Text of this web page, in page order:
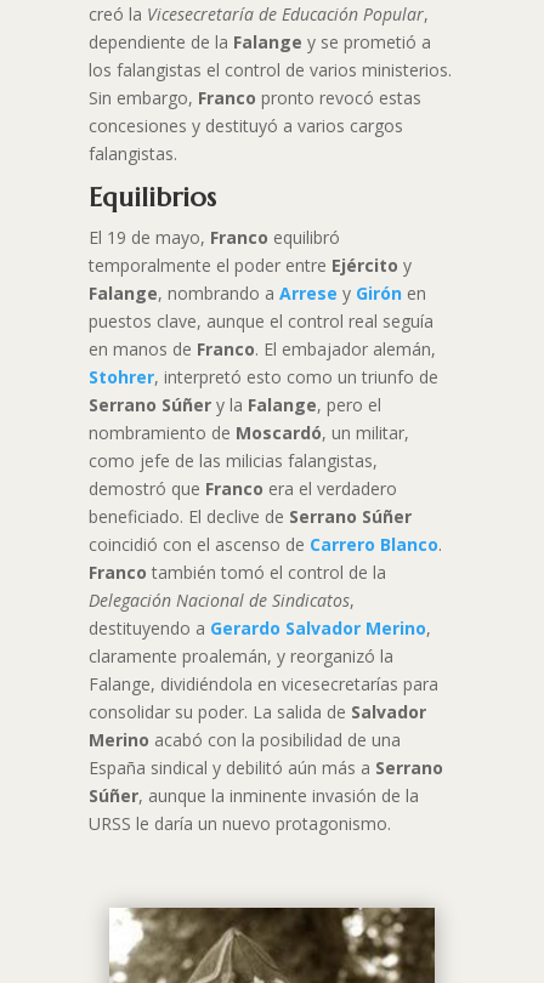
creó la Vicesecretaría de Educación Popular,
dependiente de la Falange y se prometió a
los falangistas el control de varios ministerios.
Sin embargo, Franco pronto revocó estas
concesiones y destituyó a varios cargos
falangistas.
Equilibrios
El 19 de mayo, Franco equilibró
temporalmente el poder entre Ejército y
Falange, nombrando a Arrese y Girón en
puestos clave, aunque el control real seguía
en manos de Franco. El embajador alemán,
Stohrer, interpretó esto como un triunfo de
Serrano Súñery la Falange, pero el
nombramiento de Moscardó, un militar,
como jefe de las milicias falangistas,
demostró que Franco era el verdadero
beneficiado. El declive de Serrano Súñer
coincidió con el ascenso de Carrero Blanco.
Franco también tomó el control de la
Delegación Nacional de Sindicatos,
destituyendo a Gerardo Salvador Merino,
claramente proalemán, y reorganizó la
Falange, dividiéndola en vicesecretarías para
consolidar su poder. La salida de Salvador
Merino acabó con la posibilidad de una
España sindical y debilitó aún más a Serrano
Súñer, aunque la inminente invasión de la
URSS le daría un nuevo protagonismo.